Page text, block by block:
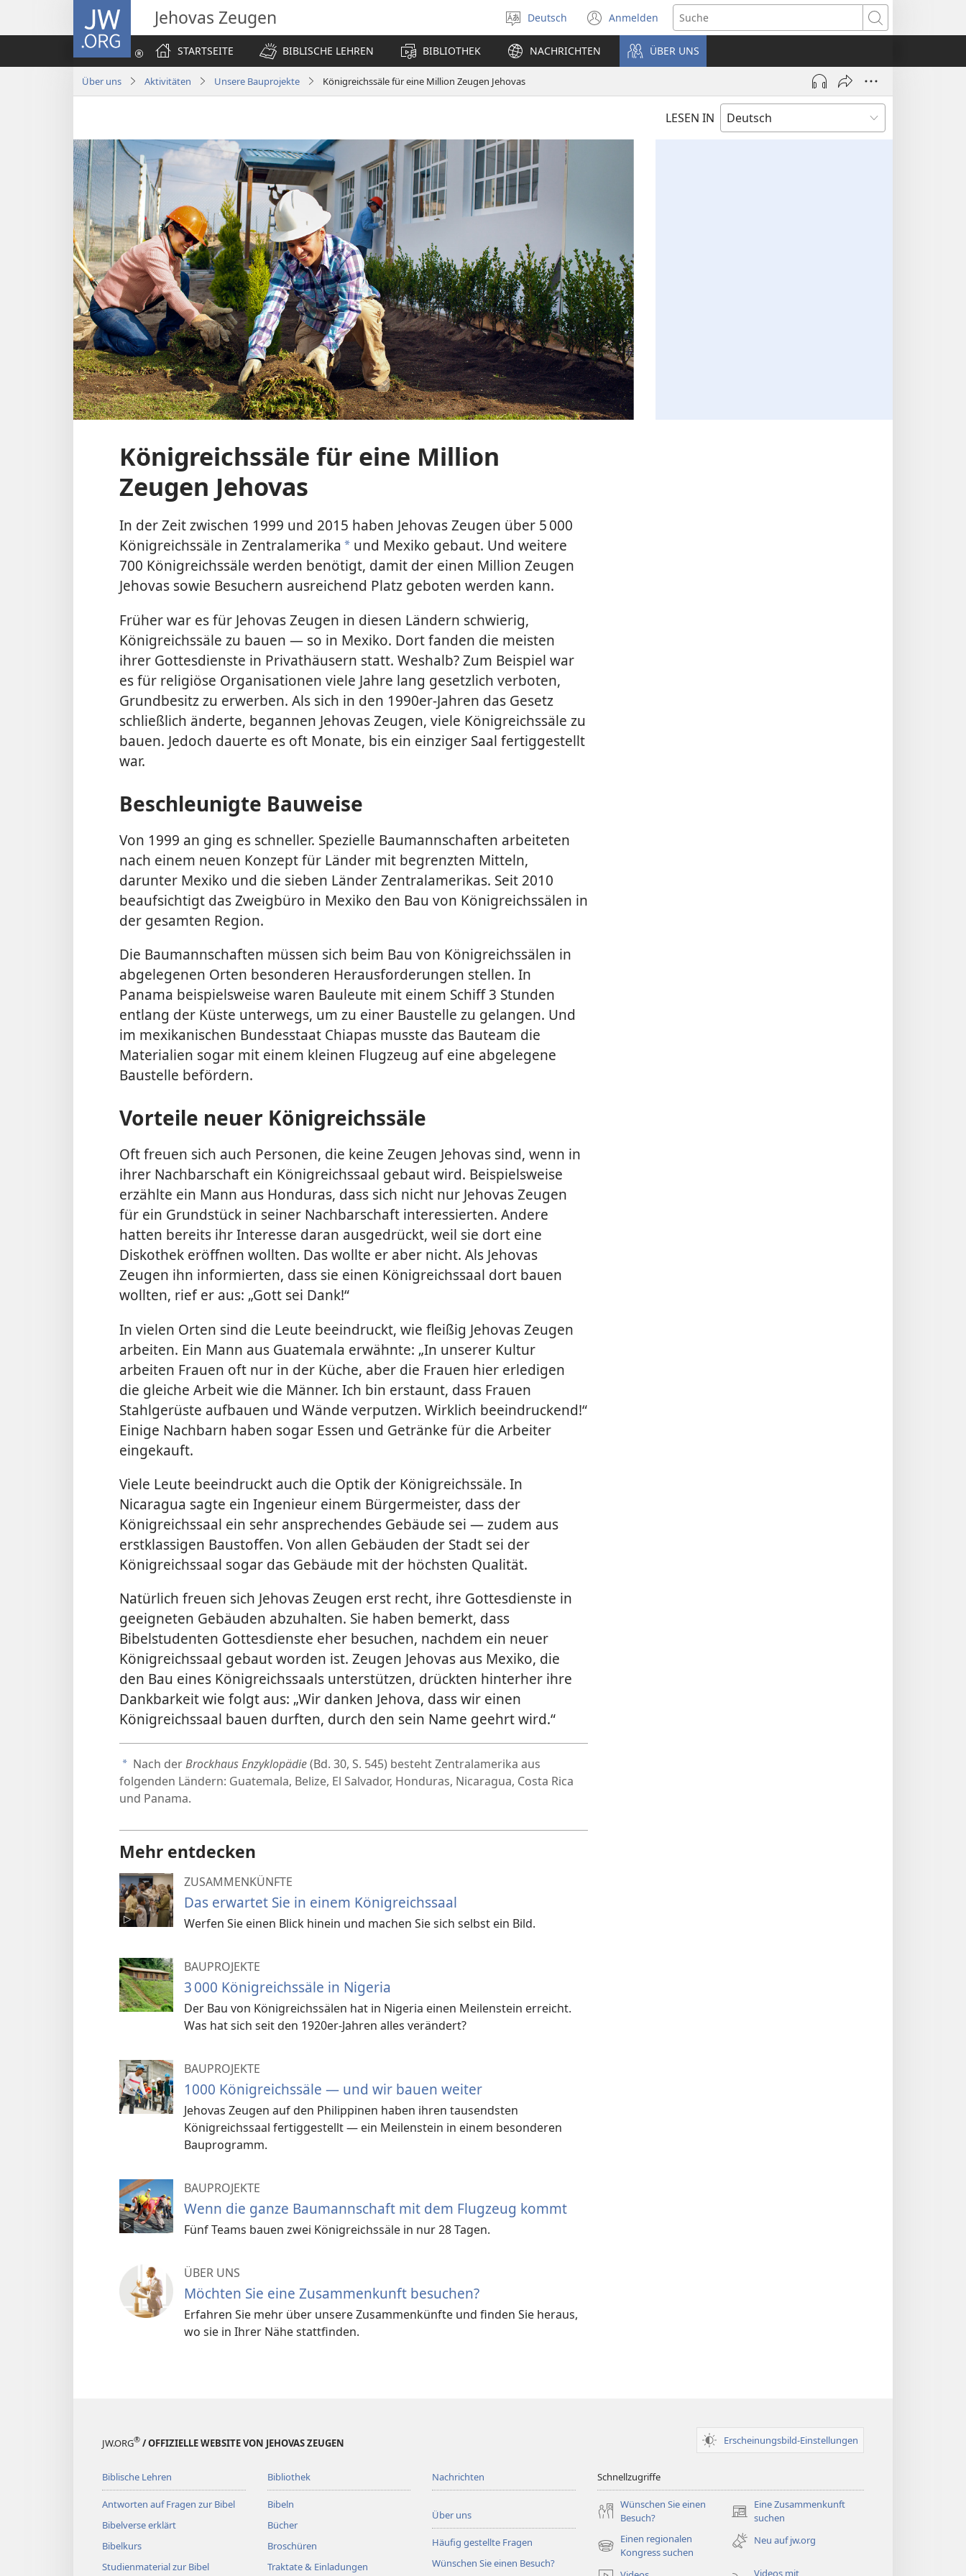
JW.ORG Jehovas Zeugen
Sprache
auswählen
Deutsch Anmelden
(öffnet
neues
Fenster)
Suche
STARTSEITE
BIBLISCHE LEHREN BIBLIOTHEK NACHRICHTEN ÜBER UNS
Über uns Aktivitäten Unsere Bauprojekte Königreichssäle für eine Million Zeugen Jehovas
LESEN IN
Königreichssäle für eine Million
Zeugen Jehovas
In der Zeit zwischen 1999 und 2015 haben Jehovas Zeugen über 5 000
Königreichssäle in Zentralamerika a und Mexiko gebaut. Und weitere
700 Königreichssäle werden benötigt, damit der einen Million Zeugen
Jehovas sowie Besuchern ausreichend Platz geboten werden kann.
Früher war es für Jehovas Zeugen in diesen Ländern schwierig,
Königreichssäle zu bauen — so in Mexiko. Dort fanden die meisten
ihrer Gottesdienste in Privathäusern statt. Weshalb? Zum Beispiel war
es für religiöse Organisationen viele Jahre lang gesetzlich verboten,
Grundbesitz zu erwerben. Als sich in den 1990er-Jahren das Gesetz
schließlich änderte, begannen Jehovas Zeugen, viele Königreichssäle zu
bauen. Jedoch dauerte es oft Monate, bis ein einziger Saal fertiggestellt
war.
Beschleunigte Bauweise
Von 1999 an ging es schneller. Spezielle Baumannschaften arbeiteten
nach einem neuen Konzept für Länder mit begrenzten Mitteln,
darunter Mexiko und die sieben Länder Zentralamerikas. Seit 2010
beaufsichtigt das Zweigbüro in Mexiko den Bau von Königreichssälen in
der gesamten Region.
Die Baumannschaften müssen sich beim Bau von Königreichssälen in
abgelegenen Orten besonderen Herausforderungen stellen. In
Panama beispielsweise waren Bauleute mit einem Schiff 3 Stunden
entlang der Küste unterwegs, um zu einer Baustelle zu gelangen. Und
im mexikanischen Bundesstaat Chiapas musste das Bauteam die
Materialien sogar mit einem kleinen Flugzeug auf eine abgelegene
Baustelle befördern.
Vorteile neuer Königreichssäle
Oft freuen sich auch Personen, die keine Zeugen Jehovas sind, wenn in
ihrer Nachbarschaft ein Königreichssaal gebaut wird. Beispielsweise
erzählte ein Mann aus Honduras, dass sich nicht nur Jehovas Zeugen
für ein Grundstück in seiner Nachbarschaft interessierten. Andere
hatten bereits ihr Interesse daran ausgedrückt, weil sie dort eine
Diskothek eröffnen wollten. Das wollte er aber nicht. Als Jehovas
Zeugen ihn informierten, dass sie einen Königreichssaal dort bauen
wollten, rief er aus: „Gott sei Dank!“
In vielen Orten sind die Leute beeindruckt, wie fleißig Jehovas Zeugen
arbeiten. Ein Mann aus Guatemala erwähnte: „In unserer Kultur
arbeiten Frauen oft nur in der Küche, aber die Frauen hier erledigen
die gleiche Arbeit wie die Männer. Ich bin erstaunt, dass Frauen
Stahlgerüste aufbauen und Wände verputzen. Wirklich beeindruckend!“
Einige Nachbarn haben sogar Essen und Getränke für die Arbeiter
eingekauft.
Viele Leute beeindruckt auch die Optik der Königreichssäle. In
Nicaragua sagte ein Ingenieur einem Bürgermeister, dass der
Königreichssaal ein sehr ansprechendes Gebäude sei — zudem aus
erstklassigen Baustoffen. Von allen Gebäuden der Stadt sei der
Königreichssaal sogar das Gebäude mit der höchsten Qualität.
Natürlich freuen sich Jehovas Zeugen erst recht, ihre Gottesdienste in
geeigneten Gebäuden abzuhalten. Sie haben bemerkt, dass
Bibelstudenten Gottesdienste eher besuchen, nachdem ein neuer
Königreichssaal gebaut worden ist. Zeugen Jehovas aus Mexiko, die
den Bau eines Königreichssaals unterstützen, drückten hinterher ihre
Dankbarkeit wie folgt aus: „Wir danken Jehova, dass wir einen
Königreichssaal bauen durften, durch den sein Name geehrt wird.“
a Nach derBrockhaus Enzyklopädie(Bd. 30, S. 545) besteht Zentralamerika aus
folgenden Ländern: Guatemala, Belize, El Salvador, Honduras, Nicaragua, Costa Rica
und Panama.
Mehr entdecken
ZUSAMMENKÜNFTE
Das erwartet Sie in einem Königreichssaal
Werfen Sie einen Blick hinein und machen Sie sich selbst ein Bild.
BAUPROJEKTE
3 000 Königreichssäle in Nigeria
Der Bau von Königreichssälen hat in Nigeria einen Meilenstein erreicht.
Was hat sich seit den 1920er-Jahren alles verändert?
BAUPROJEKTE
1000 Königreichssäle — und wir bauen weiter
Jehovas Zeugen auf den Philippinen haben ihren tausendsten
Königreichssaal fertiggestellt — ein Meilenstein in einem besonderen
Bauprogramm.
BAUPROJEKTE
Wenn die ganze Baumannschaft mit dem Flugzeug kommt
Fünf Teams bauen zwei Königreichssäle in nur 28 Tagen.
ÜBER UNS
Möchten Sie eine Zusammenkunft besuchen?
Erfahren Sie mehr über unsere Zusammenkünfte und finden Sie heraus,
wo sie in Ihrer Nähe stattfinden.
JW.ORG® / OFFIZIELLE WEBSITE VON JEHOVAS ZEUGEN Erscheinungsbild-Einstellungen
Biblische Lehren
Antworten auf Fragen zur Bibel
Bibelverse erklärt
Bibelkurs
Studienmaterial zur Bibel
Bibliothek
Bibeln
Bücher
Broschüren
Traktate & Einladungen
Nachrichten
Über uns
Häufig gestellte Fragen
Wünschen Sie einen Besuch?
Schnellzugriffe
Wünschen Sie einen
Besuch?
Eine Zusammenkunft
suchen
(öffnet
neues
Fenster)
Einen regionalen
Kongress suchen
(öffnet
Neu auf jw.org
Videos mit